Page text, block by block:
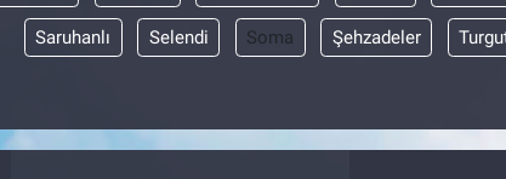
Saruhanlı Selendi Soma Şehzadeler